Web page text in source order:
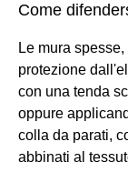
Come
Le mura
protezione
con una tenda
oppure
colla da parati,
abbinati al